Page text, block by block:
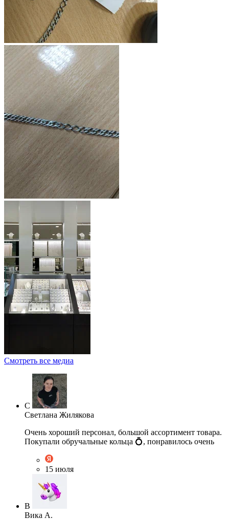
Смотреть все медиа
С
Светлана Жилякова
Очень хороший персонал, большой ассортимент товара.
Покупали обручальные кольца 💍, понравилось очень
15 июля
В
Вика А.